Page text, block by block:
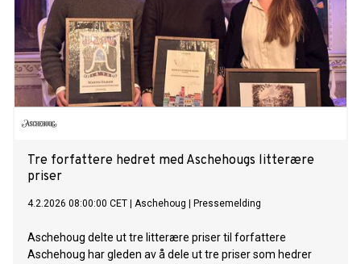
Tre forfattere hedret med Aschehougs litterære
priser
4.2.2026 08:00:00 CET Aschehoug Pressemelding
Aschehoug delte ut tre litterære priser til forfattere
Aschehoug har gleden av å dele ut tre priser som hedrer